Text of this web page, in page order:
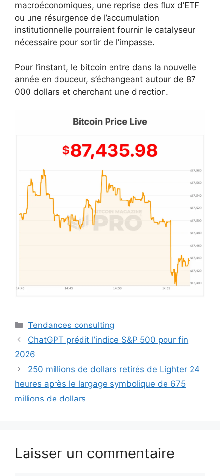
macroéconomiques, une reprise des flux d’ETF
ou une résurgence de l’accumulation
institutionnelle pourraient fournir le catalyseur
nécessaire pour sortir de l’impasse.
Pour l’instant, le bitcoin entre dans la nouvelle
année en douceur, s’échangeant autour de 87
000 dollars et cherchant une direction.
Catégories
Tendances consulting
ChatGPT prédit l’indice S&P 500 pour fin
2026
250 millions de dollars retirés de Lighter 24
heures après le largage symbolique de 675
millions de dollars
Laisser un commentaire